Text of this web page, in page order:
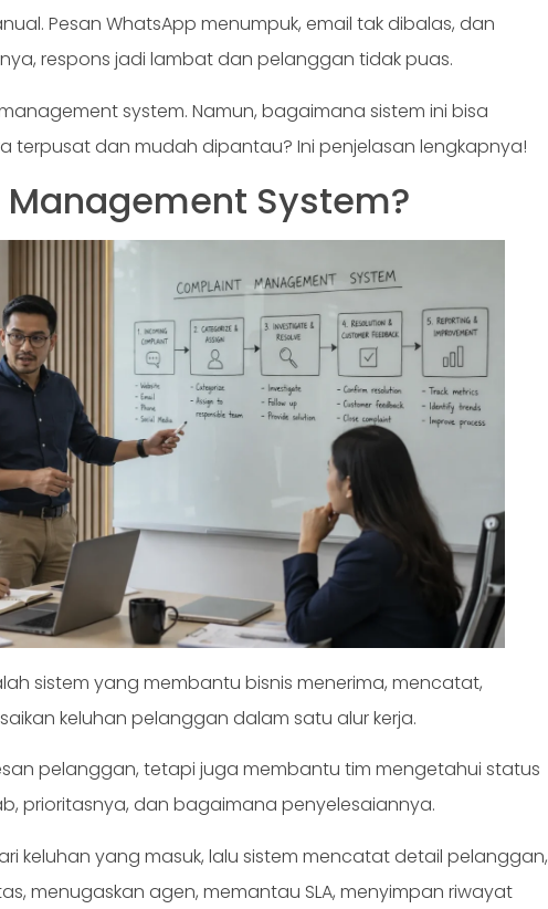
Pesan WhatsApp menumpuk, email tak dibalas, dan
respons jadi lambat dan pelanggan tidak puas.
system. Namun, bagaimana sistem ini bisa
terpusat dan mudah dipantau? Ini penjelasan lengkapnya!
System?
sistem yang membantu bisnis menerima, mencatat,
keluhan pelanggan dalam satu alur kerja.
pelanggan, tetapi juga membantu tim mengetahui status
prioritasnya, dan bagaimana penyelesaiannya.
keluhan yang masuk, lalu sistem mencatat detail pelanggan,
menugaskan agen, memantau SLA, menyimpan riwayat